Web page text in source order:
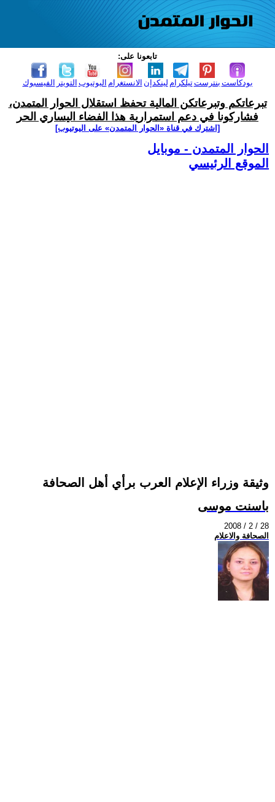
تابعونا على:
الفيسبوك التويتر اليوتيوب الانستغرام لينكدإن تيلكرامبنترست بودكاست
تبرعاتكم وتبرعاتكن المالية تحفظ استقلال الحوار المتمدن،
فشاركونا في دعم استمرارية هذا الفضاء اليساري الحر
[اشترك في قناة ‫«الحوار المتمدن» على اليوتيوب]
الحوار المتمدن - موبايل
الموقع الرئيسي
وثيقة وزراء الإعلام العرب برأي أهل الصحافة
باسنت موسى
2008 / 2 / 28
الصحافة والاعلام